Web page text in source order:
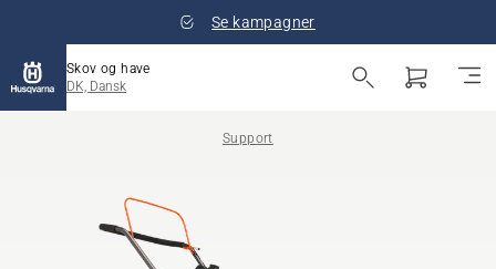
Se kampagner
Skov og have
DK, Dansk
Support